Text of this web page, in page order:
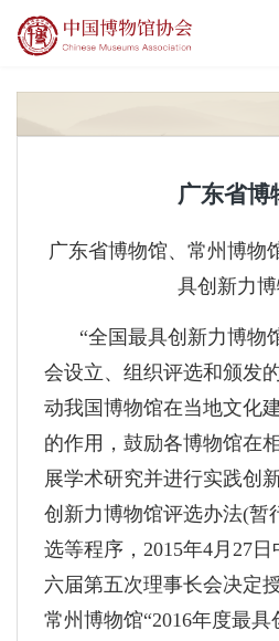
广东省博
广东省博物馆、常州博物
具创新力
“全国最具创新力博物
会设立、组织评选和颁发
动我国博物馆在当地文化
的作用，鼓励各博物馆在
展学术研究并进行实践创
创新力博物馆评选办法(暂
选等程序，2015年4月27
六届第五次理事长会决定
常州博物馆“2016年度最